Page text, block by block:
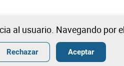
al usuario. Navegando por
Rechazar Aceptar